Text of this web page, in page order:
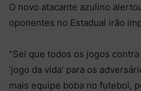
O novo atacante azulino
oponentes no Estadual irão
“Sei que todos os jogos
‘jogo da vida’ para os
mais equipe boba no futebol,